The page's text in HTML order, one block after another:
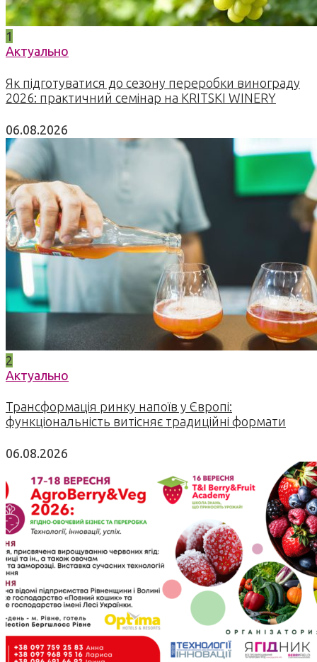
1
Актуально
Як підготуватися до сезону переробки винограду
2026: практичний семінар на KRITSKI WINERY
06.08.2026
2
Актуально
Трансформація ринку напоїв у Європі:
функціональність витісняє традиційні формати
06.08.2026